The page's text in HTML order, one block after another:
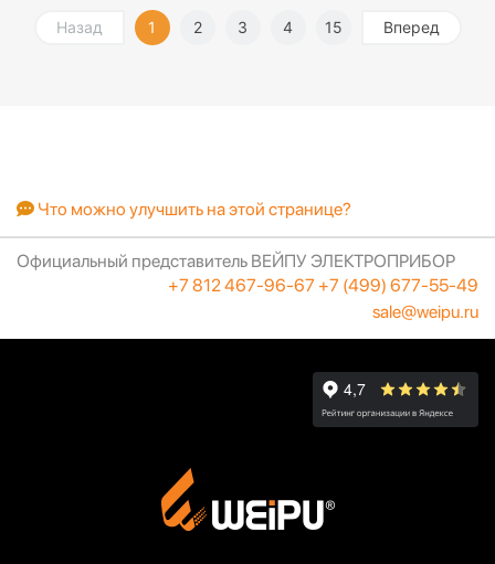
Назад 1 2 3 4 15 Вперед
Что можно улучшить на этой странице?
Официальный представитель ВЕЙПУ ЭЛЕКТРОПРИБОР
+7 812 467-96-67 +7 (499) 677-55-49
sale@weipu.ru